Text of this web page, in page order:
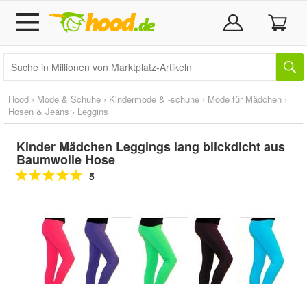
Hood › Mode & Schuhe › Kindermode & -schuhe › Mode für Mädchen ›
Hosen & Jeans › Leggins
Kinder Mädchen Leggings lang blickdicht aus
Baumwolle Hose
5